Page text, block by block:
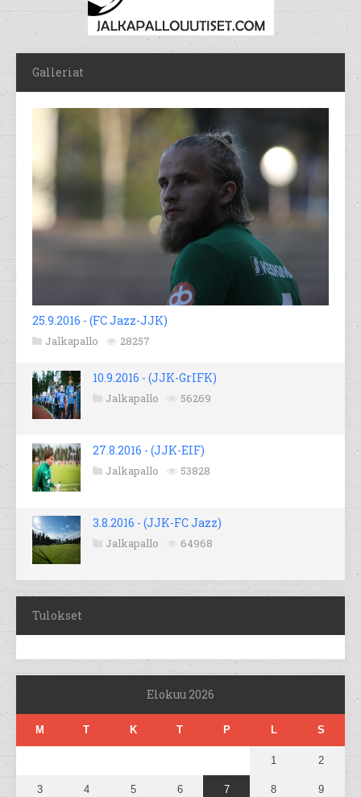
Galleriat
25.9.2016 - (FC Jazz-JJK)
Jalkapallo 28257
10.9.2016 - (JJK-GrIFK)
Jalkapallo 56269
27.8.2016 - (JJK-EIF)
Jalkapallo 53828
3.8.2016 - (JJK-FC Jazz)
Jalkapallo 64968
Tulokset
Elokuu 2026
M T K T P L S
1 2
3 4 5 6 7 8 9